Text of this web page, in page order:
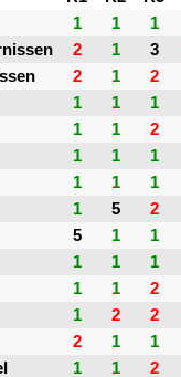
1 1 1
2 1 3
2 1 2
1 1 1
1 1 2
1 1 1
1 1 1
1 5 2
5 1 1
1 1 1
1 1 2
1 2 2
2 1 1
1 1 2